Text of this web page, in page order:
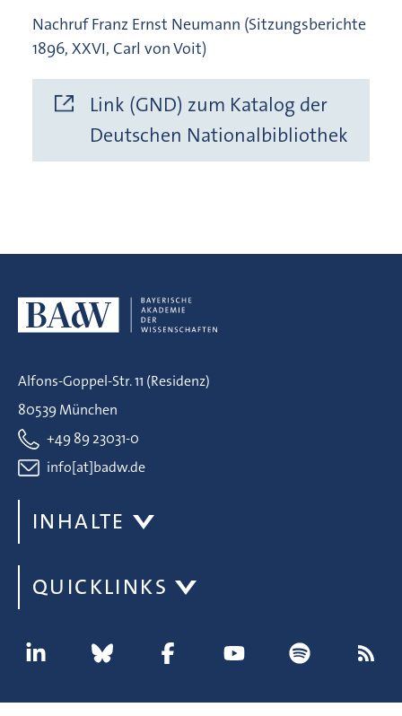
Nachruf Franz Ernst Neumann (Sitzungsberichte
1896, XXVI, Carl von Voit)
Link (GND) zum Katalog der
Deutschen Nationalbibliothek
Alfons-Goppel-Str. 11 (Residenz)
80539 München
+49 89 23031-0
info[at]badw.de
INHALTE
QUICKLINKS